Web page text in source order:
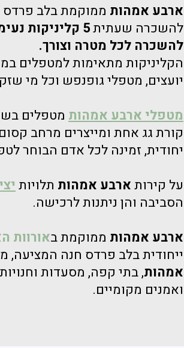
ארבע אמהות ממוקמת בלב פרדס
להשכרה שעתית
5 קליניקות
להשכרה לכל מטרה וצורך.
הקליניקות מתאימות למטפלים
יועצים, מטפלי גופנפש וכל מי
מטפלי ארבע אמהות מטפלים
קורת גג אחת ומייצרים מרחב
יחודית, זמינה לכל אדם הבוחר
על קירותארבע אמהות תלויות
הסביבה והן ניתנות לרכישה.
ארבע אמהות ממוקמת באורוות
ייחודית בלב פרדס חנה המציעה,
אמהות, בתי קפה, מסעדות
ואמנים מקומיים.